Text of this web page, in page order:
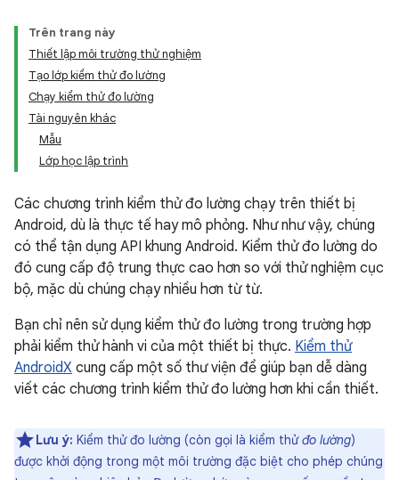
Trên trang này
Thiết lập môi trường thử nghiệm
Tạo lớp kiểm thử đo lường
Chạy kiểm thử đo lường
Tài nguyên khác
Mẫu
Lớp học lập trình
Các chương trình kiểm thử đo lường chạy trên thiết bị
Android, dù là thực tế hay mô phỏng. Như như vậy, chúng
có thể tận dụng API khung Android. Kiểm thử đo lường do
đó cung cấp độ trung thực cao hơn so với thử nghiệm cục
bộ, mặc dù chúng chạy nhiều hơn từ từ.
Bạn chỉ nên sử dụng kiểm thử đo lường trong trường hợp
phải kiểm thử hành vi của một thiết bị thực. Kiểm thử
AndroidX cung cấp một số thư viện để giúp bạn dễ dàng
viết các chương trình kiểm thử đo lường hơn khi cần thiết.
Lưu ý: Kiểm thử đo lường (còn gọi là kiểm thửđo lường)
được khởi động trong một môi trường đặc biệt cho phép chúng